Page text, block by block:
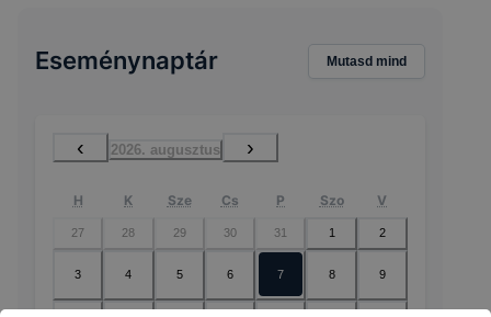
Eseménynaptár Mutasd mind
‹ 2026. augusztus ›
H K Sze Cs P Szo V
27 28 29 30 31 1 2
3 4 5 6 7 8 9